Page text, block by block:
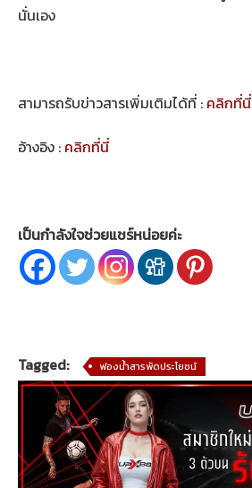
นั่นเอง
สามารถรับข่าวสารเพิ่มเติมได้ที่ : คลิกที่นี่
อ้างอิง : คลิกที่นี่
เป็นกำลังใจช่วยแชร์หน่อยค่ะ
Tagged: ฟองน้ำสารพัดประโยชน์